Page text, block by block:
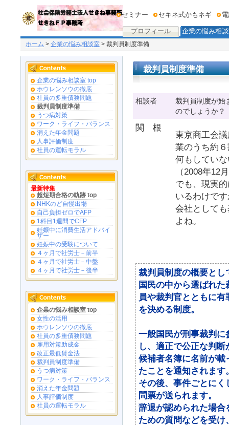
プロフィール 企業の悩み相
セミナー セキネ式かもネギ
ホーム > 企業の悩み相談室 > 裁判員制度準備
企業の悩み相談室 top
ホウレンソウの徹底
社員の多重債務問題
裁判員制度準備
うつ病対策
ワーク・ライフ・バランス
消えた年金問題
人事評価制度
社員の運転モラル
最新特集
超短期合格の軌跡 top
NHKのど自慢出場
自己負担ゼロでAFP
1科目1週間でCFP
妊娠中に消費生活アドバイ
ザー
妊娠中の受験について
４ヶ月で社労士－前半
４ヶ月で社労士－中盤
４ヶ月で社労士－後半
企業の悩み相談室 top
女性の活用
ホウレンソウの徹底
社員の多重債務問題
雇用対策助成金
改正最低賃金法
裁判員制度準備
うつ病対策
ワーク・ライフ・バランス
消えた年金問題
人事評価制度
社員の運転モラル
裁判員制度準備
相談者
裁判員制度が始
のでしょうか？
関 根
東京商工会
業のうち約
何もしてい
（2008年12
でも、現実
いるわけで
会社として
よね。
裁判員制度の概要とし
国民の中から選ばれ
員や裁判官とともに
を決める制度。
一般国民が刑事裁判
し、適正で公正な判
候補者名簿に名前が
たことを通知されます
その後、事件ごとに
問票が送られます。
辞退が認められた場
ための質問などを受